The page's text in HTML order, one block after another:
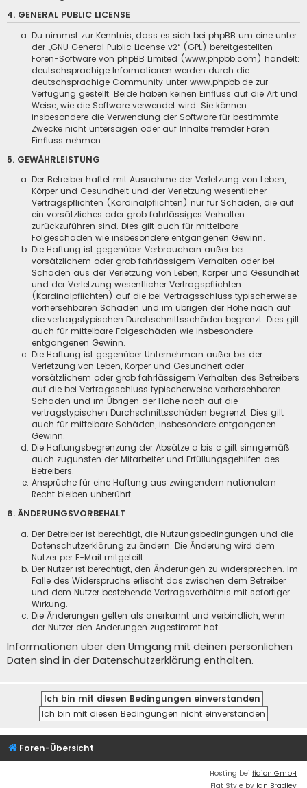
4. GENERAL PUBLIC LICENSE
Du nimmst zur Kenntnis, dass es sich bei phpBB um eine unter
der „GNU General Public License v2“ (GPL) bereitgestellten
Foren-Software von phpBB Limited (www.phpbb.com) handelt;
deutschsprachige Informationen werden durch die
deutschsprachige Community unter www.phpbb.de zur
Verfügung gestellt. Beide haben keinen Einfluss auf die Art und
Weise, wie die Software verwendet wird. Sie können
insbesondere die Verwendung der Software für bestimmte
Zwecke nicht untersagen oder auf Inhalte fremder Foren
Einfluss nehmen.
5. GEWÄHRLEISTUNG
Der Betreiber haftet mit Ausnahme der Verletzung von Leben,
Körper und Gesundheit und der Verletzung wesentlicher
Vertragspflichten (Kardinalpflichten) nur für Schäden, die auf
ein vorsätzliches oder grob fahrlässiges Verhalten
zurückzuführen sind. Dies gilt auch für mittelbare
Folgeschäden wie insbesondere entgangenen Gewinn.
Die Haftung ist gegenüber Verbrauchern außer bei
vorsätzlichem oder grob fahrlässigem Verhalten oder bei
Schäden aus der Verletzung von Leben, Körper und Gesundheit
und der Verletzung wesentlicher Vertragspflichten
(Kardinalpflichten) auf die bei Vertragsschluss typischerweise
vorhersehbaren Schäden und im übrigen der Höhe nach auf
die vertragstypischen Durchschnittsschäden begrenzt. Dies gilt
auch für mittelbare Folgeschäden wie insbesondere
entgangenen Gewinn.
Die Haftung ist gegenüber Unternehmern außer bei der
Verletzung von Leben, Körper und Gesundheit oder
vorsätzlichem oder grob fahrlässigem Verhalten des Betreibers
auf die bei Vertragsschluss typischerweise vorhersehbaren
Schäden und im Übrigen der Höhe nach auf die
vertragstypischen Durchschnittsschäden begrenzt. Dies gilt
auch für mittelbare Schäden, insbesondere entgangenen
Gewinn.
Die Haftungsbegrenzung der Absätze a bis c gilt sinngemäß
auch zugunsten der Mitarbeiter und Erfüllungsgehilfen des
Betreibers.
Ansprüche für eine Haftung aus zwingendem nationalem
Recht bleiben unberührt.
6. ÄNDERUNGSVORBEHALT
Der Betreiber ist berechtigt, die Nutzungsbedingungen und die
Datenschutzerklärung zu ändern. Die Änderung wird dem
Nutzer per E-Mail mitgeteilt.
Der Nutzer ist berechtigt, den Änderungen zu widersprechen. Im
Falle des Widerspruchs erlischt das zwischen dem Betreiber
und dem Nutzer bestehende Vertragsverhältnis mit sofortiger
Wirkung.
Die Änderungen gelten als anerkannt und verbindlich, wenn
der Nutzer den Änderungen zugestimmt hat.
Informationen über den Umgang mit deinen persönlichen
Daten sind in der Datenschutzerklärung enthalten.
Foren-Übersicht
Hosting bei fidion GmbH
Flat Style by Ian Bradley